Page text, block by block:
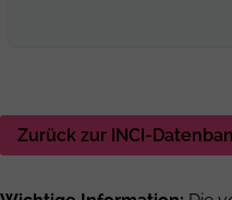
Zurück zur INCI-